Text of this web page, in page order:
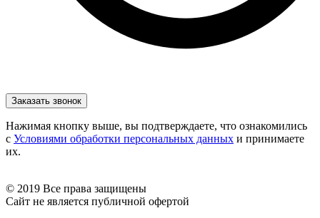
Нажимая кнопку выше, вы подтверждаете, что ознакомились
с Условиями обработки персональных данных и принимаете
их.
© 2019 Все права защищены
Сайт не является публичной офертой